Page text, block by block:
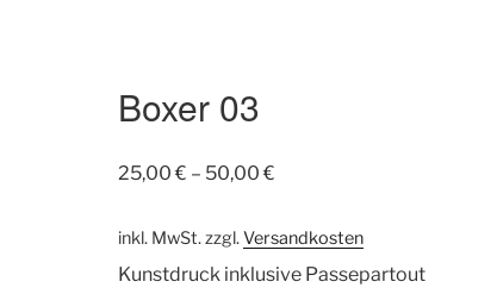
Boxer 03
25,00€ – 50,00€
inkl. MwSt.zzgl.Versandkosten
Kunstdruck inklusive Passepartout